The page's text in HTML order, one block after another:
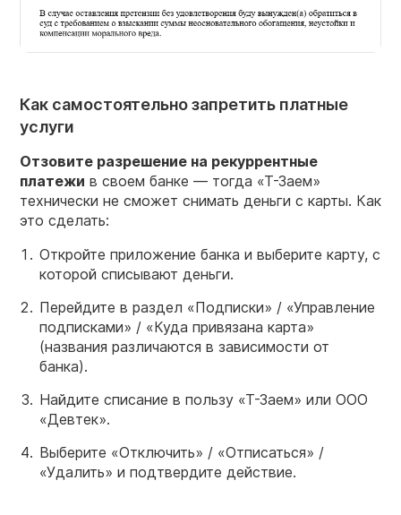
Как самостоятельно запретить платные
услуги
Отзовите разрешение на рекуррентные
платежи в своем банке — тогда «Т-Заем»
технически не сможет снимать деньги с карты. Как
это сделать:
Откройте приложение банка и выберите карту, с
которой списывают деньги.
Перейдите в раздел «Подписки» / «Управление
подписками» / «Куда привязана карта»
(названия различаются в зависимости от
банка).
Найдите списание в пользу «Т-Заем» или ООО
«Девтек».
Выберите «Отключить» / «Отписаться» /
«Удалить» и подтвердите действие.